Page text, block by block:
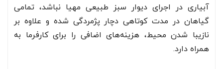
آبیاری در اجرای دیوار سبز طبیعی مهیا نباشد، تمامی
گیاهان در مدت کوتاهی دچار پژمردگی شده و علاوه بر
نا‌زیبا شدن محیط، هزینه‌های اضافی را برای کارفرما به
همراه دارد.